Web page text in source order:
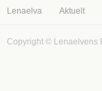
Lenaelva Aktuelt
Copyright © Lenaelvens